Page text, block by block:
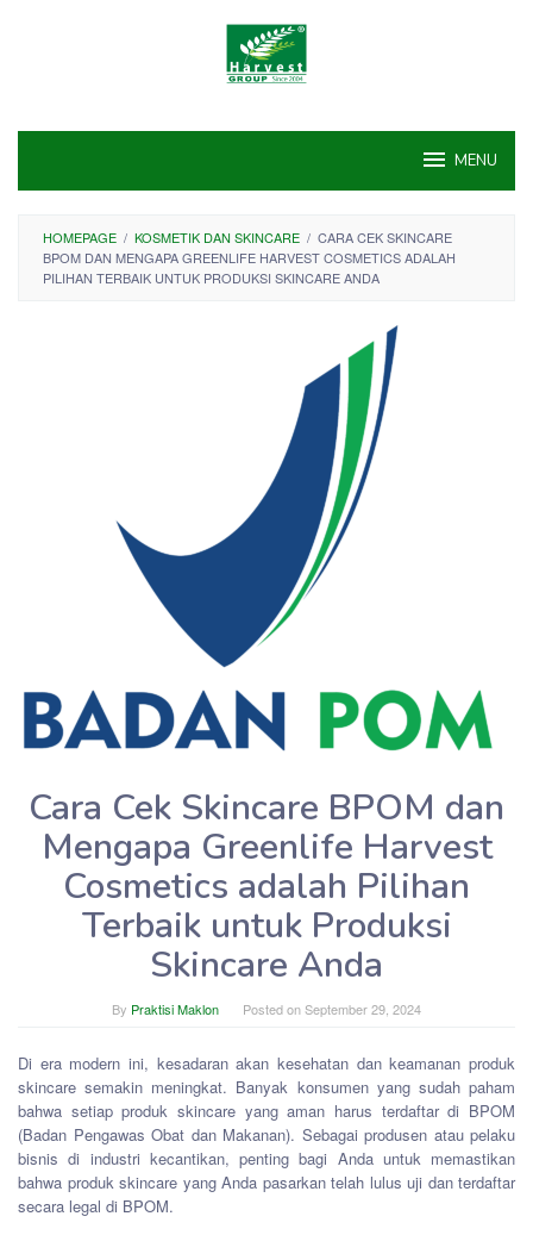
MENU
HOMEPAGE / KOSMETIK DAN SKINCARE / CARA CEK SKINCARE
BPOM DAN MENGAPA GREENLIFE HARVEST COSMETICS ADALAH
PILIHAN TERBAIK UNTUK PRODUKSI SKINCARE ANDA
Cara Cek Skincare BPOM dan
Mengapa Greenlife Harvest
Cosmetics adalah Pilihan
Terbaik untuk Produksi
Skincare Anda
By Praktisi Maklon Posted onSeptember 29, 2024
Di era modern ini, kesadaran akan kesehatan dan keamanan produk
skincare semakin meningkat. Banyak konsumen yang sudah paham
bahwa setiap produk skincare yang aman harus terdaftar di BPOM
(Badan Pengawas Obat dan Makanan). Sebagai produsen atau pelaku
bisnis di industri kecantikan, penting bagi Anda untuk memastikan
bahwa produk skincare yang Anda pasarkan telah lulus uji dan terdaftar
secara legal di BPOM.